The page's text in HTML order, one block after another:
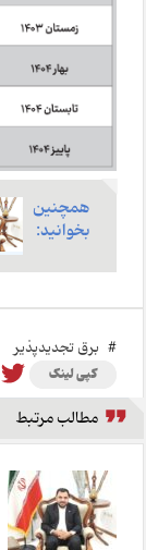
همچنین
بخوانید:
# برق تجدیدپذیر
کپی لینک
مطالب مرتبط